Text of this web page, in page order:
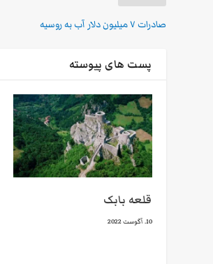
صادرات ۷ میلیون دلار آب به روسیه
پست های پیوسته
قلعه بابک
10. آگوست 2022